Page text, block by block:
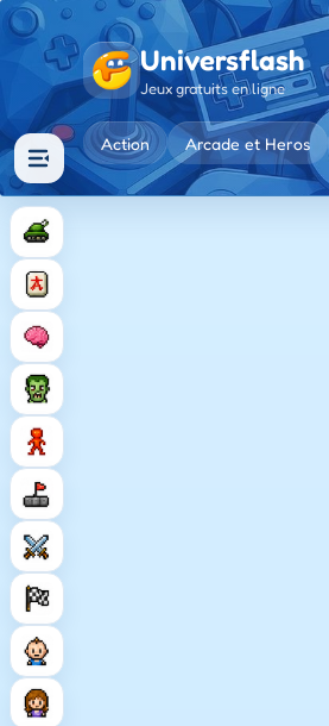
Universflash
Jeux gratuits en ligne
Action Arcade et Heros